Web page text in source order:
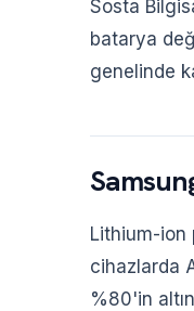
Sosta
batarya
genelinde
Lithium-ion
cihazlarda
%80'in